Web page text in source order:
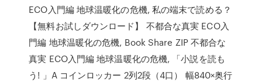
ECO入門編 地球温暖化の危機, 私の端末で読める？
【無料お試しダウンロード】 不都合な真実 ECO入
門編 地球温暖化の危機, Book Share ZIP 不都合な
真実 ECO入門編 地球温暖化の危機, 「小説を読も
う! 」A コインロッカー 2列2段（4口） 幅840×奥行